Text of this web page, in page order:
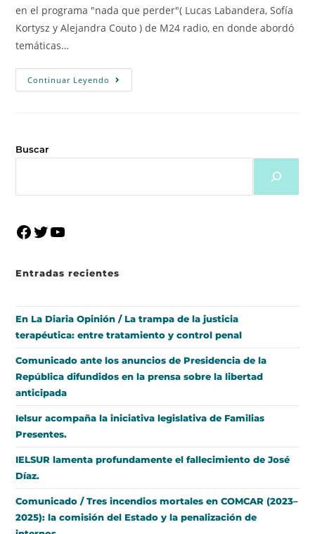
en el programa "nada que perder"( Lucas Labandera, Sofía
Kortysz y Alejandra Couto ) de M24 radio, en donde abordó
temáticas…
Continuar Leyendo
Buscar
Entradas recientes
En La Diaria Opinión / La trampa de la justicia
terapéutica: entre tratamiento y control penal
Comunicado ante los anuncios de Presidencia de la
República difundidos en la prensa sobre la libertad
anticipada
Ielsur acompaña la iniciativa legislativa de Familias
Presentes.
IELSUR lamenta profundamente el fallecimiento de José
Díaz.
Comunicado / Tres incendios mortales en COMCAR (2023–
2025): la comisión del Estado y la penalización de